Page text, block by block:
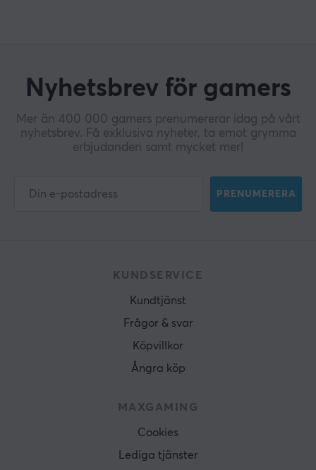
Nyhetsbrev för gamers
Mer än 400 000 gamers prenumererar idag på vårt
nyhetsbrev. Få exklusiva nyheter, ta emot grymma
erbjudanden samt mycket mer!
PRENUMERERA
KUNDSERVICE
Kundtjänst
Frågor & svar
Köpvillkor
Ångra köp
MAXGAMING
Cookies
Lediga tjänster